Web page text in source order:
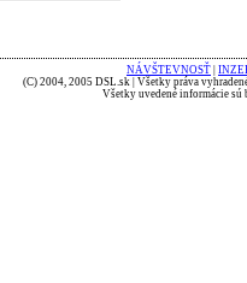
NÁVŠTEVNOSŤ
(C) 2004, 2005 DSL.sk | Všetky práva
Všetky uvedené informácie sú